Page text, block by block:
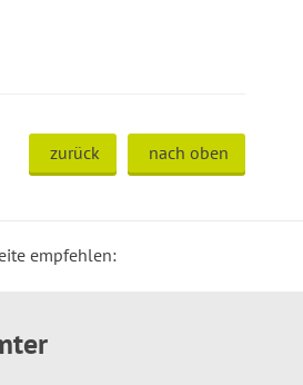
zurück nach oben
empfehlen: